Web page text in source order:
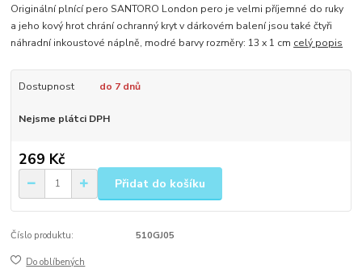
Originální plnící pero SANTORO London pero je velmi příjemné do ruky
a jeho kový hrot chrání ochranný kryt v dárkovém balení jsou také čtyři
náhradní inkoustové náplně, modré barvy rozměry: 13 x 1 cm celý popis
Dostupnost do 7 dnů
Nejsme plátci DPH
269 Kč
Přidat do košíku
Číslo produktu: 510GJ05
Do oblíbených